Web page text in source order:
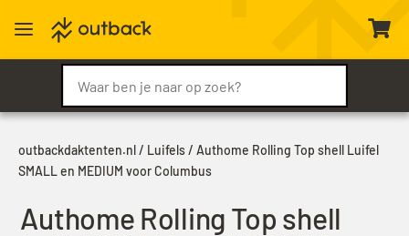
a 
outbackdaktenten.nl/ Luifels/ Authome Rolling Top shell Luifel
SMALL en MEDIUM voor Columbus
Authome Rolling Top shell